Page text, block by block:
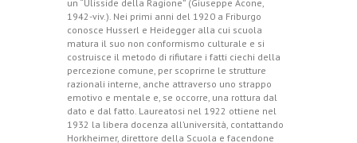
un “Ulisside della Ragione” (Giuseppe Acone,
1942-viv.). Nei primi anni del 1920 a Friburgo
conosce Husserl e Heidegger alla cui scuola
matura il suo non conformismo culturale e si
costruisce il metodo di rifiutare i fatti ciechi della
percezione comune, per scoprirne le strutture
razionali interne, anche attraverso uno strappo
emotivo e mentale e, se occorre, una rottura dal
dato e dal fatto. Laureatosi nel 1922 ottiene nel
1932 la libera docenza all’università, contattando
Horkheimer, direttore della Scuola e facendone